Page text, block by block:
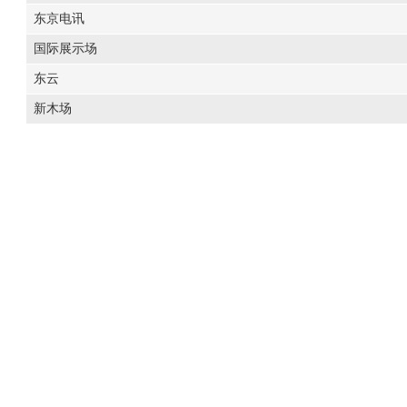
东京电讯
国际展示场
东云
新木场